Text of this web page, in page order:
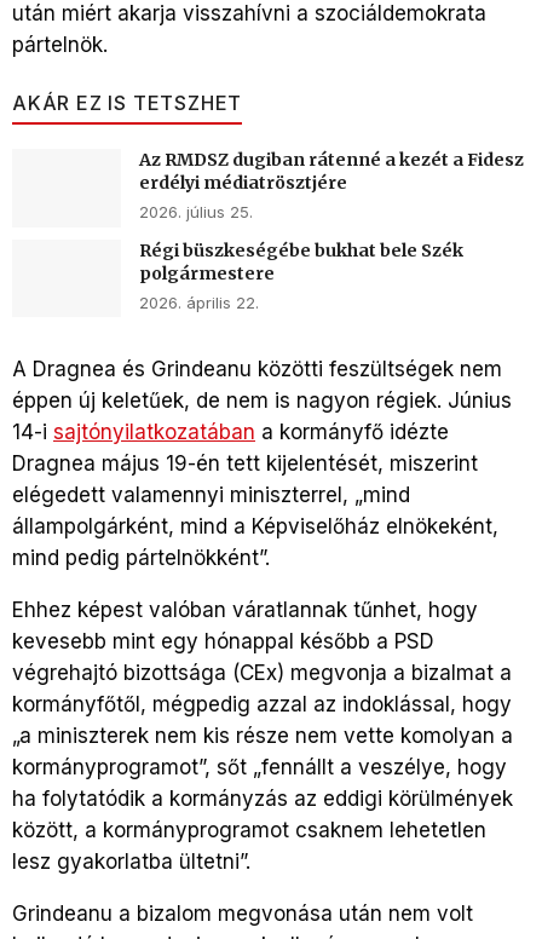
után miért akarja visszahívni a szociáldemokrata
pártelnök.
AKÁR EZ IS TETSZHET
Az RMDSZ dugiban rátenné a kezét a Fidesz
erdélyi médiatrösztjére
2026. július 25.
Régi büszkeségébe bukhat bele Szék
polgármestere
2026. április 22.
A Dragnea és Grindeanu közötti feszültségek nem
éppen új keletűek, de nem is nagyon régiek. Június
14-i sajtónyilatkozatában a kormányfő idézte
Dragnea május 19-én tett kijelentését, miszerint
elégedett valamennyi miniszterrel, „mind
állampolgárként, mind a Képviselőház elnökeként,
mind pedig pártelnökként”.
Ehhez képest valóban váratlannak tűnhet, hogy
kevesebb mint egy hónappal később a PSD
végrehajtó bizottsága (CEx) megvonja a bizalmat a
kormányfőtől, mégpedig azzal az indoklással, hogy
„a miniszterek nem kis része nem vette komolyan a
kormányprogramot”, sőt „fennállt a veszélye, hogy
ha folytatódik a kormányzás az eddigi körülmények
között, a kormányprogramot csaknem lehetetlen
lesz gyakorlatba ültetni”.
Grindeanu a bizalom megvonása után nem volt